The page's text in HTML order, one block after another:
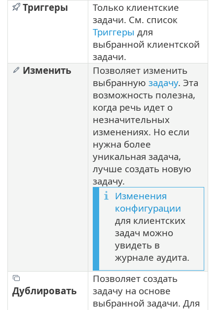
Триггеры
Только клиентские
задачи. См. список
Триггеры для
выбранной клиентской
задачи.
Изменить
Позволяет изменить
выбранную задачу. Эта
возможность полезна,
когда речь идет о
незначительных
изменениях. Но если
нужна более
уникальная задача,
лучше создать новую
задачу.
Изменения
конфигурации
для клиентских
задач можно
увидеть в
журнале аудита.
Дублировать
Позволяет создать
задачу на основе
выбранной задачи. Для